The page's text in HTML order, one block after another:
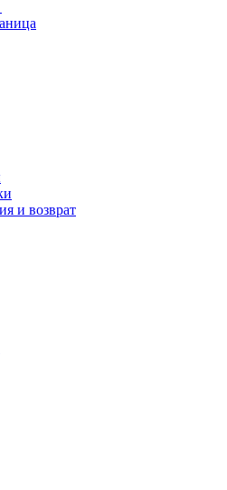
и возврат